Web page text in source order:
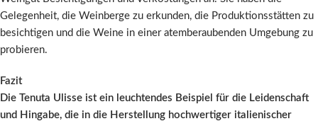
Gelegenheit, die Weinberge zu erkunden, die Produktionsstätten zu
besichtigen und die Weine in einer atemberaubenden Umgebung zu
probieren.
Fazit
Die Tenuta Ulisse ist ein leuchtendes Beispiel für die Leidenschaft
und Hingabe, die in die Herstellung hochwertiger italienischer